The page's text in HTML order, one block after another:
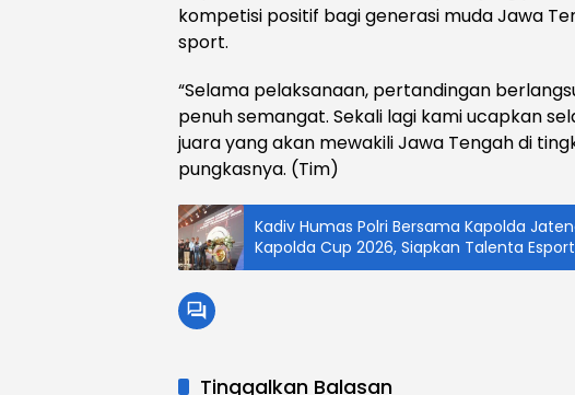
kompetisi positif bagi generasi muda Jawa
sport.
“Selama pelaksanaan, pertandingan
penuh semangat. Sekali lagi kami ucapkan
juara yang akan mewakili Jawa Tengah di
pungkasnya. (Tim)
Kadiv Humas Polri Bersama Kapolda
Kapolda Cup 2026, Siapkan Talenta
Cup
Tinggalkan Balasan